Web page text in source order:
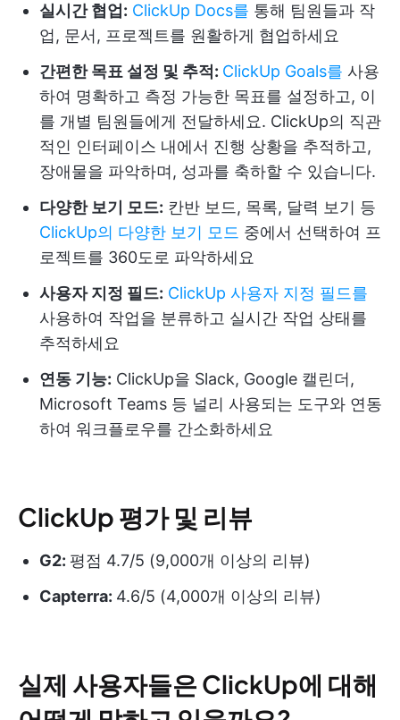
실시간 협업: ClickUp Docs를 통해 팀원들과 작
업, 문서, 프로젝트를 원활하게 협업하세요
간편한 목표 설정 및 추적: ClickUp Goals를 사용
하여 명확하고 측정 가능한 목표를 설정하고, 이
를 개별 팀원들에게 전달하세요. ClickUp의 직관
적인 인터페이스 내에서 진행 상황을 추적하고,
장애물을 파악하며, 성과를 축하할 수 있습니다.
다양한 보기 모드: 칸반 보드, 목록, 달력 보기 등
ClickUp의 다양한 보기 모드 중에서 선택하여 프
로젝트를 360도로 파악하세요
사용자 지정 필드: ClickUp 사용자 지정 필드를
사용하여 작업을 분류하고 실시간 작업 상태를
추적하세요
연동 기능: ClickUp을 Slack, Google 캘린더,
Microsoft Teams 등 널리 사용되는 도구와 연동
하여 워크플로우를 간소화하세요
ClickUp 평가 및 리뷰
G2: 평점 4.7/5 (9,000개 이상의 리뷰)
Capterra: 4.6/5 (4,000개 이상의 리뷰)
실제 사용자들은 ClickUp에 대해